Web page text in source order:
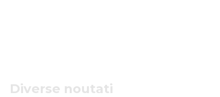
Diverse noutati